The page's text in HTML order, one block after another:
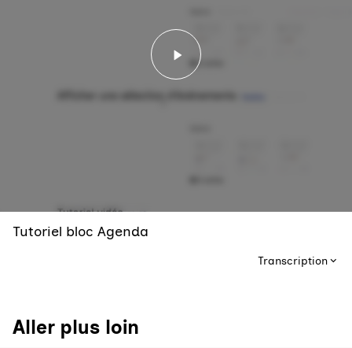
Lancer la vidéo -
Tutoriel bloc Agenda
Transcription
Aller plus loin